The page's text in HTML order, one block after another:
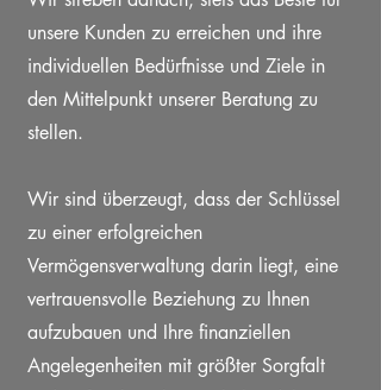
unsere Kunden zu erreichen und ihre
individuellen Bedürfnisse und Ziele in
den Mittelpunkt unserer Beratung zu
stellen.
Wir sind überzeugt, dass der Schlüssel
zu einer erfolgreichen
Vermögensverwaltung darin liegt, eine
vertrauensvolle Beziehung zu Ihnen
aufzubauen und Ihre finanziellen
Angelegenheiten mit größter Sorgfalt